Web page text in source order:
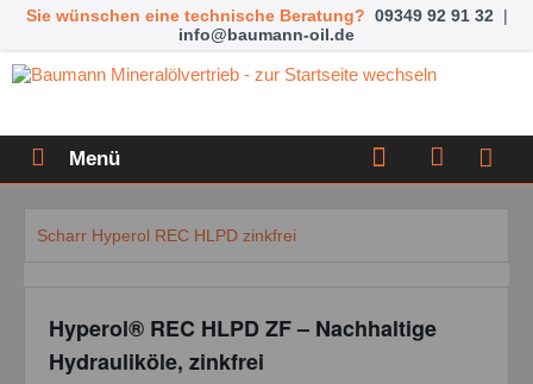
Sie wünschen eine technische Beratung? 09349 92 91 32 |
info@baumann-oil.de
Menü
Scharr Hyperol REC HLPD zinkfrei
Hyperol® REC HLPD ZF – Nachhaltige
Hydrauliköle, zinkfrei